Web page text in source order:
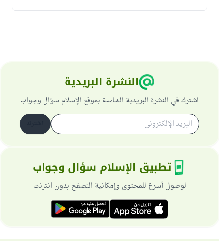
النشرة البريدية
اشترك في النشرة البريدية الخاصة بموقع الإسلام سؤال وجواب
تطبيق الإسلام سؤال وجواب
لوصول أسرع للمحتوى وإمكانية التصفح بدون انترنت